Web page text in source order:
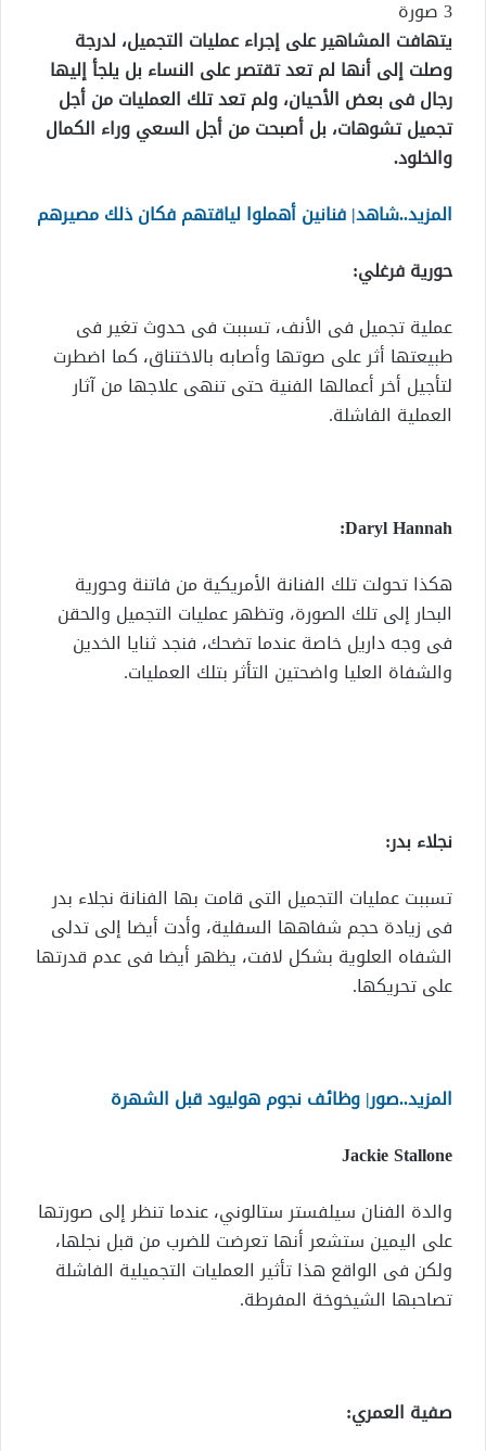
3 صورة
يتهافت المشاهير على إجراء عمليات التجميل، لدرجة
وصلت إلى أنها لم تعد تقتصر على النساء بل يلجأ إليها
رجال فى بعض الأحيان، ولم تعد تلك العمليات من أجل
تجميل تشوهات، بل أصبحت من أجل السعي وراء الكمال
والخلود.
المزيد..شاهد| فنانين أهملوا لياقتهم فكان ذلك مصيرهم
حورية فرغلي:
عملية تجميل فى الأنف، تسببت فى حدوث تغير فى
طبيعتها أثر على صوتها وأصابه بالاختناق، كما اضطرت
لتأجيل أخر أعمالها الفنية حتى تنهى علاجها من آثار
العملية الفاشلة.
Daryl Hannah:
هكذا تحولت تلك الفنانة الأمريكية من فاتنة وحورية
البحار إلى تلك الصورة، وتظهر عمليات التجميل والحقن
فى وجه داريل خاصة عندما تضحك، فنجد ثنايا الخدين
والشفاة العليا واضحتين التأثر بتلك العمليات.
نجلاء بدر:
تسببت عمليات التجميل التى قامت بها الفنانة نجلاء بدر
فى زيادة حجم شفاهها السفلية، وأدت أيضا إلى تدلى
الشفاه العلوية بشكل لافت، يظهر أيضا فى عدم قدرتها
على تحريكها.
المزيد..صور| وظائف نجوم هوليود قبل الشهرة
Jackie Stallone
والدة الفنان سيلفستر ستالوني، عندما تنظر إلى صورتها
على اليمين ستشعر أنها تعرضت للضرب من قبل نجلها،
ولكن فى الواقع هذا تأثير العمليات التجميلية الفاشلة
تصاحبها الشيخوخة المفرطة.
صفية العمري: